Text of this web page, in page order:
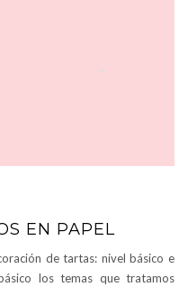
EN PAPEL
de tartas: nivel básico e
los temas que tratamos